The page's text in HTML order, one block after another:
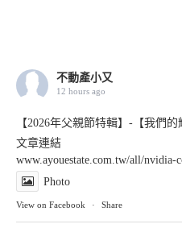
不動產小又
12 hours ago
【2026年父親節特輯】-【我們的
文章連結
www.ayouestate.com.tw/all/nvidia-
Photo
View on Facebook · Share